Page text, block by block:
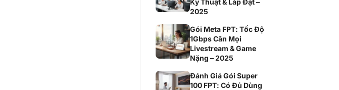
Kỹ Thuật & Lắp Đặt –
2025
Gói Meta FPT: Tốc Độ
1Gbps Cân Mọi
Livestream & Game
Nặng – 2025
Đánh Giá Gói Super
100 FPT: Có Đủ Dùng